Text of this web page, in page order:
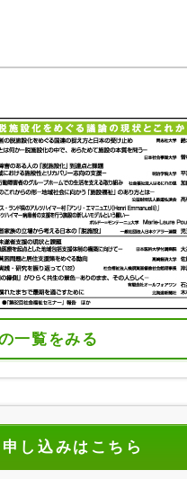
一覧をみる
し込みはこちら